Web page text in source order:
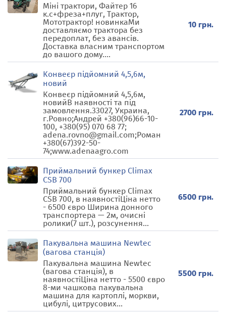
Міні трактори, Файтер 16
к.с+фреза+плуг, Трактор,
Мототрактор! новинкаМи
доставляємо трактора без
передоплат, без авансів.
Доставка власним транспортом
до вашого дому....
10 грн.
Конвеєр підйомний 4,5,6м,
новий
Конвеєр підйомний 4,5,6м,
новийВ наявності та під
замовлення.33027, Украина,
г.Ровно;Андрей +380(96)66-10-
100, +380(95) 070 68 77;
adena.rovno@gmail.com;Роман
+380(67)392-50-
74;www.adenaagro.com
2700 грн.
Приймальний бункер Climax
CSB 700
Приймальний бункер Climax
CSB 700, в наявностіЦіна нетто
- 6500 євро Ширина донного
транспортера — 2м, очисні
ролики(7 шт.), розсунення...
6500 грн.
Пакувальна машина Newtec
(вагова станція)
Пакувальна машина Newtec
(вагова станція), в
наявностіЦіна нетто - 5500 євро
8-ми чашкова пакувальна
машина для картоплі, моркви,
цибулі, цитрусових...
5500 грн.